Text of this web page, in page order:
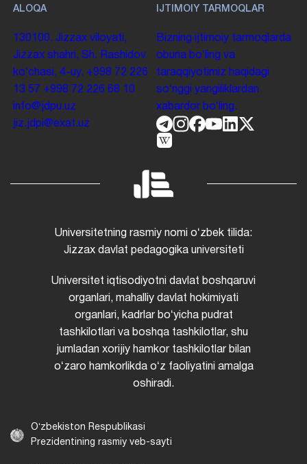
ALOQA
130100. Jizzax viloyati,
Jizzax shahri, Sh. Rashidov
koʻchasi, 4-uy. +998 72 226
13 57 +998 72 226 68 10
info@jdpu.uz
jiz.jdpi@exat.uz
IJTIMOIY TARMOQLAR
Bizning ijtimoiy tarmoqlarda
obuna boʻling va
taraqqiyotimiz haqidagi
soʻnggi yangiliklardan
xabardor boʻling.
Universitetning rasmiy nomi oʻzbek tilida:
Jizzax davlat pedagogika universiteti
Universitet iqtisodiyotni davlat boshqaruvi
organlari, mahalliy davlat hokimiyati
organlari, kadrlar boʻyicha pudrat
tashkilotlari va boshqa tashkilotlar, shu
jumladan xorijiy hamkor tashkilotlar bilan
oʻzaro hamkorlikda oʻz faoliyatini amalga
oshiradi.
Oʻzbekiston Respublikasi
Prezidentining rasmiy veb-sayti